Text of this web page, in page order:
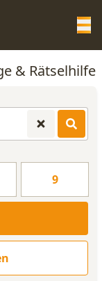
& Rätselhilfe
9